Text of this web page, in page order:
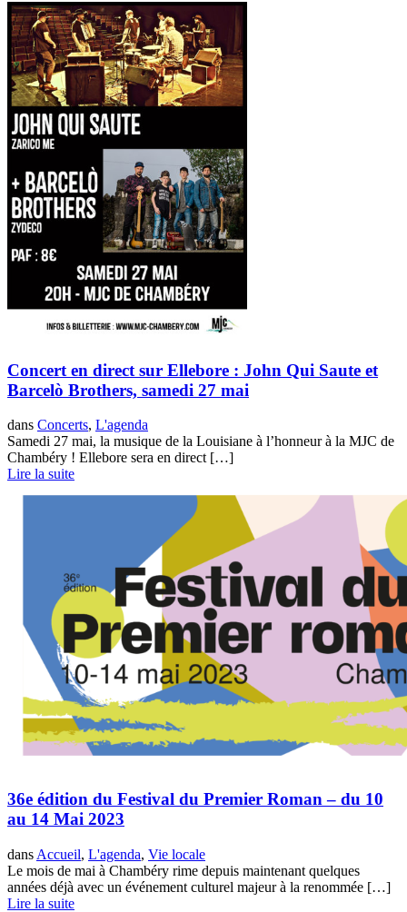
Concert en direct sur Ellebore : John Qui Saute et
Barcelò Brothers, samedi 27 mai
dans Concerts, L'agenda
Samedi 27 mai, la musique de la Louisiane à l’honneur à la MJC de
Chambéry ! Ellebore sera en direct […]
Lire la suite
36e édition du Festival du Premier Roman – du 10
au 14 Mai 2023
dans Accueil, L'agenda, Vie locale
Le mois de mai à Chambéry rime depuis maintenant quelques
années déjà avec un événement culturel majeur à la renommée […]
Lire la suite